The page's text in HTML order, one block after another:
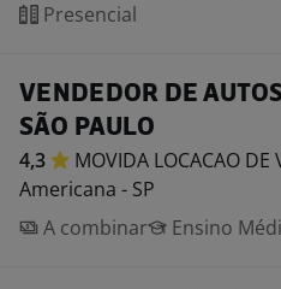
Presencial
VENDEDOR DE
SÃO PAULO
4,3 MOVIDA LOCACAO DE
Americana - SP
A combinar
Ensino